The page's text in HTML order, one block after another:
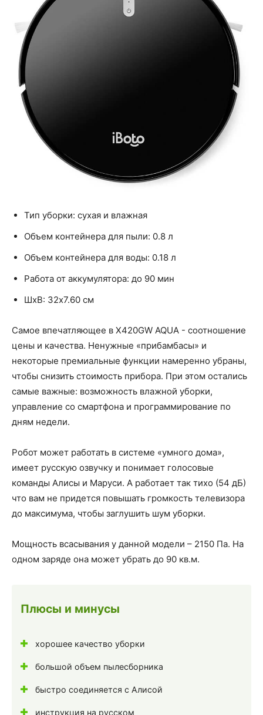
Тип уборки: сухая и влажная
Объем контейнера для пыли: 0.8 л
Объем контейнера для воды: 0.18 л
Работа от аккумулятора: до 90 мин
ШхВ: 32x7.60 см
Самое впечатляющее в Х420GW AQUA - соотношение
цены и качества. Ненужные «прибамбасы» и
некоторые премиальные функции намеренно убраны,
чтобы снизить стоимость прибора. При этом остались
самые важные: возможность влажной уборки,
управление со смартфона и программирование по
дням недели.
Робот может работать в системе «умного дома»,
имеет русскую озвучку и понимает голосовые
команды Алисы и Маруси. А работает так тихо (54 дБ)
что вам не придется повышать громкость телевизора
до максимума, чтобы заглушить шум уборки.
Мощность всасывания у данной модели – 2150 Па. На
одном заряде она может убрать до 90 кв.м.
Плюсы и минусы
хорошее качество уборки
большой объем пылесборника
быстро соединяется с Алисой
инструкция на русском